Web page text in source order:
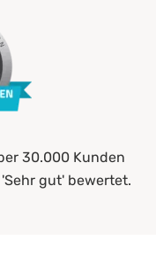
30.000 Kunden
gut' bewertet.